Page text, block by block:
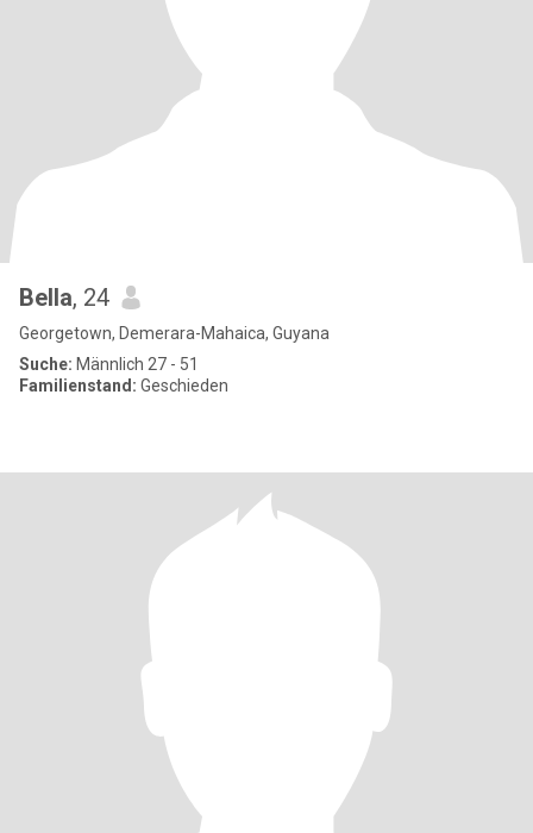
Bella, 24
Georgetown, Demerara-Mahaica, Guyana
Suche: Männlich 27 - 51
Familienstand: Geschieden